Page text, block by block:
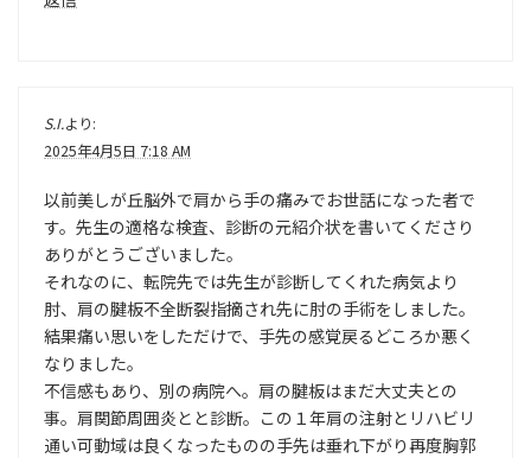
S.I.より:
2025年4月5日 7:18 AM
以前美しが丘脳外で肩から手の痛みでお世話になった者で
す。先生の適格な検査、診断の元紹介状を書いてくださり
ありがとうございました。
それなのに、転院先では先生が診断してくれた病気より
肘、肩の腱板不全断裂指摘され先に肘の手術をしました。
結果痛い思いをしただけで、手先の感覚戻るどころか悪く
なりました。
不信感もあり、別の病院へ。肩の腱板はまだ大丈夫との
事。肩関節周囲炎とと診断。この１年肩の注射とリハビリ
通い可動域は良くなったものの手先は垂れ下がり再度胸郭